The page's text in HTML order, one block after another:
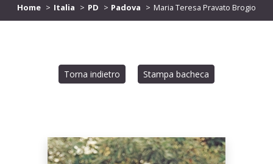
Home Italia PD Padova Maria Teresa Pravato Brogio
Torna indietro Stampa bacheca